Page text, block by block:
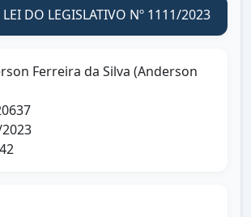
LEI DO LEGISLATIVO Nº 1111/2023
Ferreira da Silva (Anderson